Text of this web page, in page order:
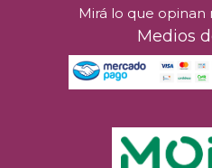
Mirá lo que opinan
Medios